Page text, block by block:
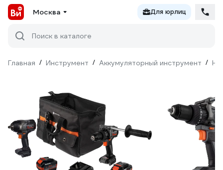
Москва Для юрлиц
Поиск в каталоге
Главная / Инструмент / Аккумуляторный инструмент /